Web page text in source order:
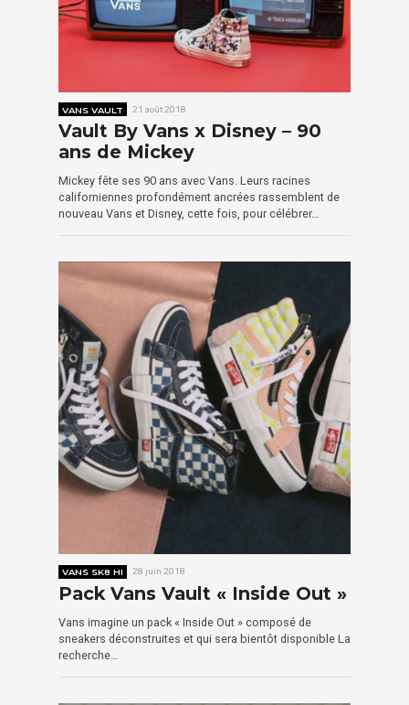
VANS VAULT 21 août 2018
Vault By Vans x Disney – 90
ans de Mickey
Mickey fête ses 90 ans avec Vans. Leurs racines
californiennes profondément ancrées rassemblent de
nouveau Vans et Disney, cette fois, pour célébrer…
VANS SK8 HI 28 juin 2018
Pack Vans Vault « Inside Out »
Vans imagine un pack « Inside Out » composé de
sneakers déconstruites et qui sera bientôt disponible La
recherche…